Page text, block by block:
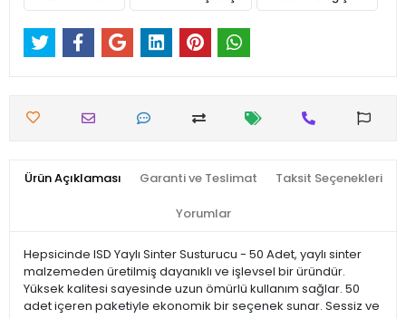
Ürün Açıklaması Garanti ve Teslimat Taksit Seçenekleri
Yorumlar
Hepsicinde ISD Yaylı Sinter Susturucu - 50 Adet, yaylı sinter
malzemeden üretilmiş dayanıklı ve işlevsel bir üründür.
Yüksek kalitesi sayesinde uzun ömürlü kullanım sağlar. 50
adet içeren paketiyle ekonomik bir seçenek sunar. Sessiz ve